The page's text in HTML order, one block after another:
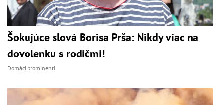
Šokujúce slová Borisa Prša: Nikdy viac na
dovolenku s rodičmi!
Domáci prominenti